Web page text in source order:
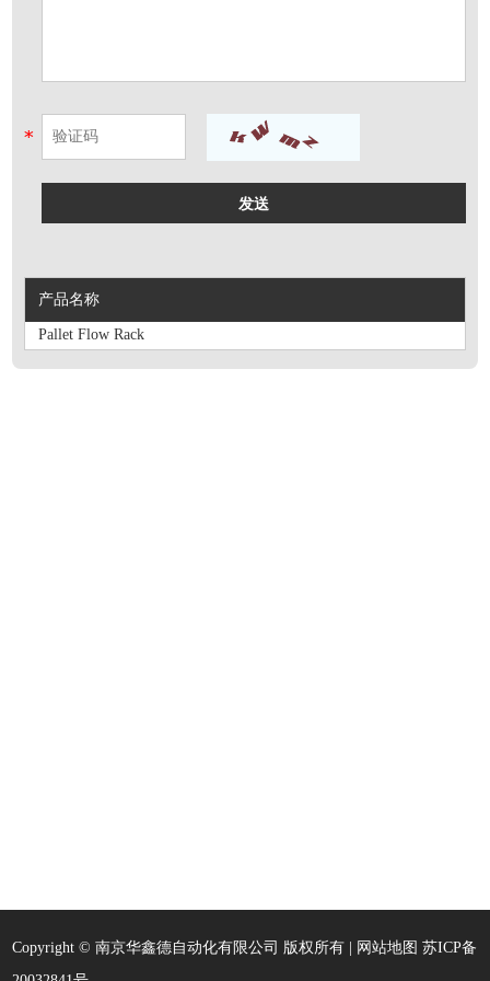
产品名称
Pallet Flow Rack
Copyright © 南京华鑫德自动化有限公司 版权所有 | 网站地图 苏ICP备